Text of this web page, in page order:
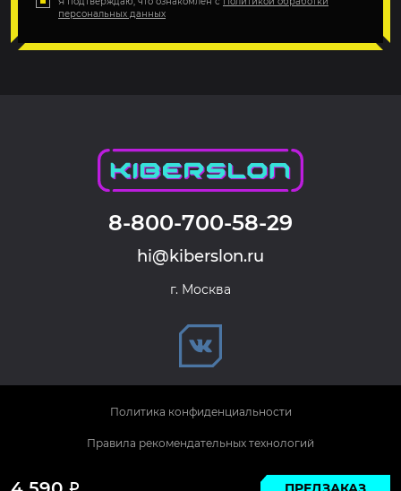
Р
персональных данных
8-800-700-58-29
hi@kiberslon.ru
г. Москва
© 2026 KIBERSLON. Все права защищены.
Политика конфиденциальности
Правила рекомендательных технологий